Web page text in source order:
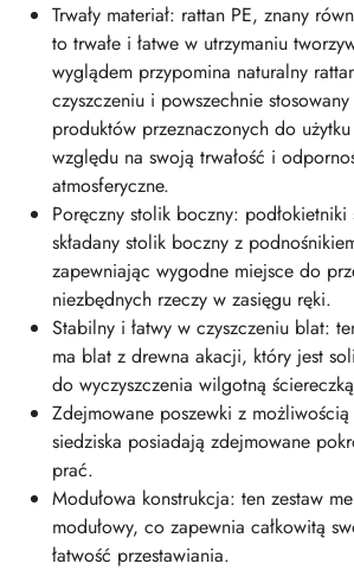
Trwały materiał: rattan PE, znany
to trwałe i łatwe w utrzymaniu
wyglądem przypomina naturalny
czyszczeniu i powszechnie
produktów przeznaczonych do
względu na swoją trwałość i
atmosferyczne.
Poręczny stolik boczny:
składany stolik boczny z
zapewniając wygodne miejsce do
niezbędnych rzeczy w zasięgu ręki.
Stabilny i łatwy w czyszczeniu blat:
ma blat z drewna akacji, który jest
do wyczyszczenia wilgotną
Zdejmowane poszewki z
siedziska posiadają zdejmowane
prać.
Modułowa konstrukcja: ten zestaw
modułowy, co zapewnia całkowitą
łatwość przestawiania.